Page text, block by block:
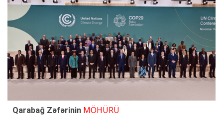
Qarabağ Zəfərinin MÖHÜRÜ